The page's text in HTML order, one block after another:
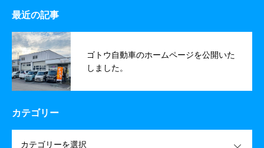
最近の記事
ゴトウ自動車のホームページを公開いた
しました。
カテゴリー